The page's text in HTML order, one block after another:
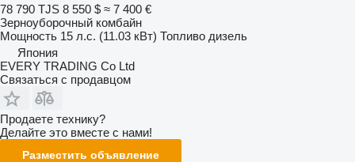
78 790 TJS 8 550 $ ≈ 7 400 €
Зерноуборочный комбайн
Мощность 15 л.с. (11.03 кВт) Топливо дизель
Япония
EVERY TRADING Co Ltd
Связаться с продавцом
Продаете технику?
Делайте это вместе с нами!
Разместить объявление